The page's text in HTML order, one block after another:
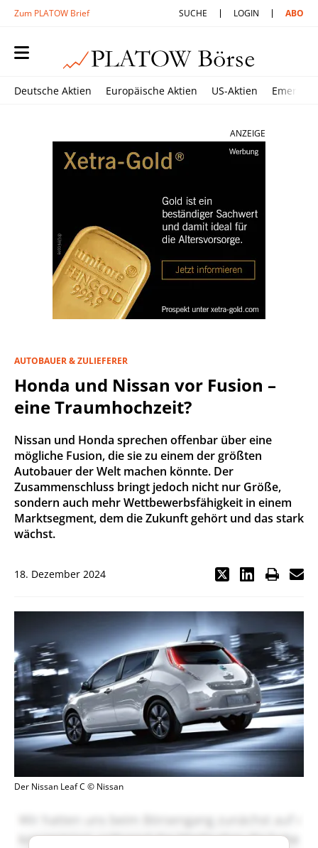
Zum PLATOW Brief SUCHE LOGIN ABO
Deutsche Aktien Europäische Aktien US-Aktien
ANZEIGE
AUTOBAUER & ZULIEFERER
Honda und Nissan vor Fusion –
eine Traumhochzeit?
Nissan und Honda sprechen offenbar über eine
mögliche Fusion, die sie zu einem der größten
Autobauer der Welt machen könnte. Der
Zusammenschluss bringt jedoch nicht nur Größe,
sondern auch mehr Wettbewerbsfähigkeit in einem
Marktsegment, dem die Zukunft gehört und das stark
wächst.
18. Dezember 2024
Der Nissan Leaf C © Nissan